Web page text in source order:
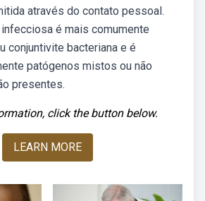
através do contato pessoal.
é mais comumente
conjuntivite bacteriana e é
patógenos mistos ou não
presentes.
click the button below.
LEARN MORE